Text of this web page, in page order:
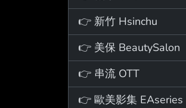
👉 新竹 Hsinchu
👉 美保 BeautySalon
👉 串流 OTT
👉 歐美影集 EAseries